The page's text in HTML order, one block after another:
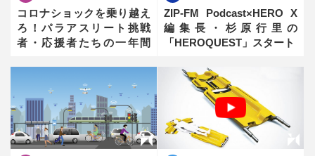
コロナショックを乗り越え
ろ！パラアスリート挑戦
者・応援者たちの一年間
ZIP-FM Podcast×HERO X
編集長・杉原行里の
「HEROQUEST」スタート